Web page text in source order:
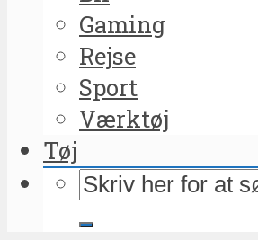
Gaming
Rejse
Sport
Værktøj
Tøj